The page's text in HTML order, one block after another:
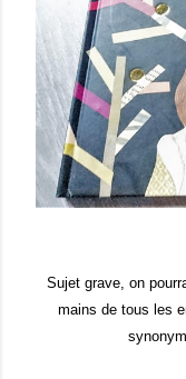
Sujet grave, on
mains de tous les